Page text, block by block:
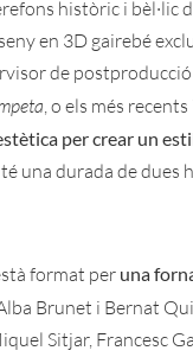
històric i
en 3D gairebé
de
, o els més recents
per crear un
una durada de dues
format per una
Brunet i Bernat
Sitjar, Francesc